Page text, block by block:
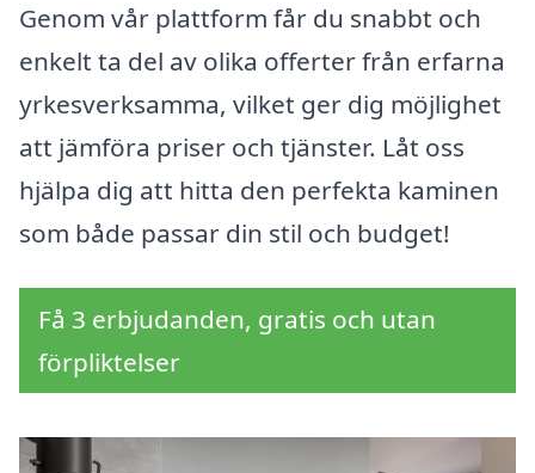
Genom vår plattform får du snabbt och
enkelt ta del av olika offerter från erfarna
yrkesverksamma, vilket ger dig möjlighet
att jämföra priser och tjänster. Låt oss
hjälpa dig att hitta den perfekta kaminen
som både passar din stil och budget!
Få 3 erbjudanden, gratis och utan
förpliktelser